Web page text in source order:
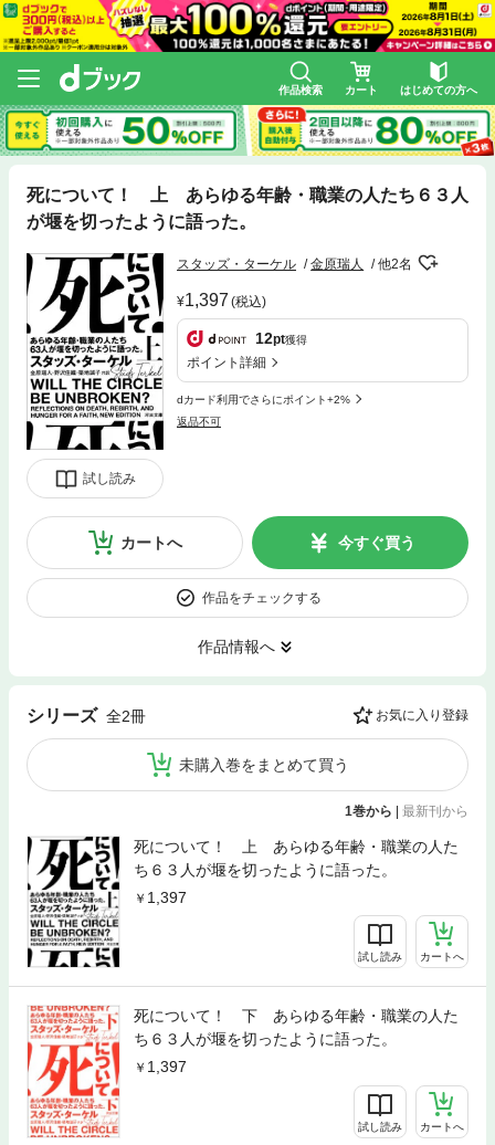
作品検索 カート はじめての方へ
死について！ 上 あらゆる年齢・職業の人たち６３人
が堰を切ったように語った。
試し読み
スタッズ・ターケル 金原瑞人 他2名
1,397 (税込)
12pt獲得
ポイント詳細
dカード利用でさらにポイント+2%
返品不可
カートへ 今すぐ買う
作品をチェックする
作品情報へ
シリーズ 全2冊 お気に入り登録
未購入巻をまとめて買う
1巻から | 最新刊から
死について！ 上 あらゆる年齢・職業の人た
ち６３人が堰を切ったように語った。
1,397
試し読み カートへ
死について！ 下 あらゆる年齢・職業の人た
ち６３人が堰を切ったように語った。
1,397
試し読み カートへ